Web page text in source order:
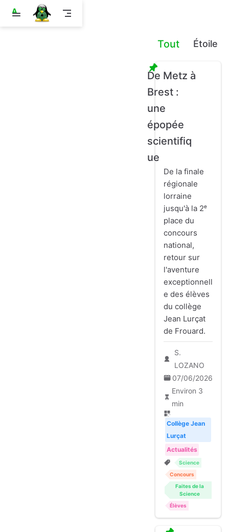
A
l
Tout Étoile
De Metz à
Brest :
une
épopée
scientifiq
ue
De la finale
régionale
lorraine
jusqu'à la 2ᵉ
place du
concours
national,
retour sur
l'aventure
exceptionnell
e des élèves
du collège
Jean Lurçat
de Frouard.
S.
LOZANO
07/06/2026
Environ 3
min
Collège Jean
Lurçat
Actualités
Science
Concours
Faites de la
Science
Élèves